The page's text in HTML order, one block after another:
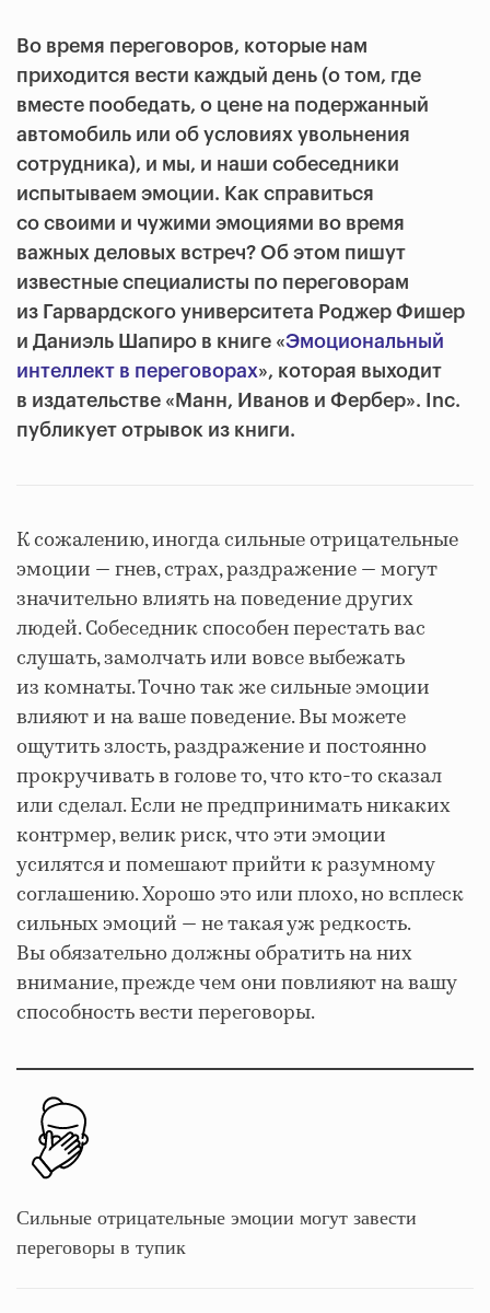
Во время переговоров, которые нам
приходится вести каждый день (о том, где
вместе пообедать, о цене на подержанный
автомобиль или об условиях увольнения
сотрудника), и мы, и наши собеседники
испытываем эмоции. Как справиться
со своими и чужими эмоциями во время
важных деловых встреч? Об этом пишут
известные специалисты по переговорам
из Гарвардского университета Роджер Фишер
и Даниэль Шапиро в книге «Эмоциональный
интеллект в переговорах», которая выходит
в издательстве «Манн, Иванов и Фербер». Inc.
публикует отрывок из книги.
К сожалению, иногда сильные отрицательные
эмоции — гнев, страх, раздражение — могут
значительно влиять на поведение других
людей. Собеседник способен перестать вас
слушать, замолчать или вовсе выбежать
из комнаты. Точно так же сильные эмоции
влияют и на ваше поведение. Вы можете
ощутить злость, раздражение и постоянно
прокручивать в голове то, что кто-то сказал
или сделал. Если не предпринимать никаких
контрмер, велик риск, что эти эмоции
усилятся и помешают прийти к разумному
соглашению. Хорошо это или плохо, но всплеск
сильных эмоций — не такая уж редкость.
Вы обязательно должны обратить на них
внимание, прежде чем они повлияют на вашу
способность вести переговоры.
Сильные отрицательные эмоции могут завести
переговоры в тупик